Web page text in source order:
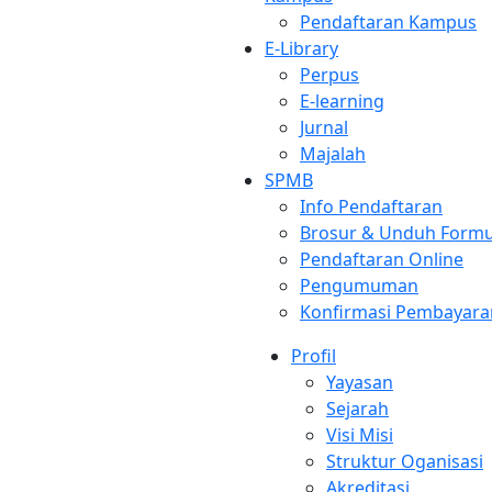
Pendaftaran Kampus
E-Library
Perpus
E-learning
Jurnal
Majalah
SPMB
Info Pendaftaran
Brosur & Unduh
Pendaftaran Online
Pengumuman
Konfirmasi
Profil
Yayasan
Sejarah
Visi Misi
Struktur Oganisasi